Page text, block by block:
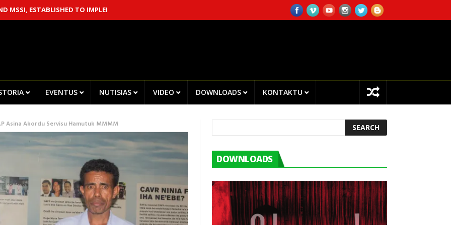
TO IMPLEMENT THE CHEGA! RECOMMENDATIONS CENTRO CHEGA!I.P EMPLOYEES ATTENDED TRAINING ON INTERNAL
EVENTUS NUTISIAS VIDEO DOWNLOADS KONTAKTU
Asina Akordu Servisu Hamutuk MMMM
DOWNLOADS